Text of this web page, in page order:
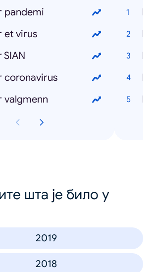
pandemi
et virus
SIAN
coronavirus
valgmenn
шта је било у
2019
2018